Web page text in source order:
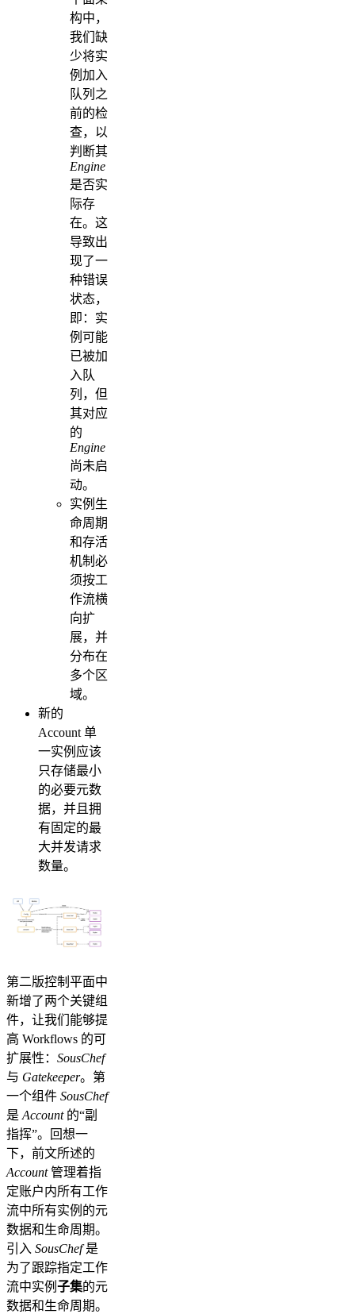
构中，
我们缺
少将实
例加入
队列之
前的检
查，以
判断其
Engine
是否实
际存
在。这
导致出
现了一
种错误
状态，
即：实
例可能
已被加
入队
列，但
其对应
的
Engine
尚未启
动。
实例生
命周期
和存活
机制必
须按工
作流横
向扩
展，并
分布在
多个区
域。
新的
Account 单
一实例应该
只存储最小
的必要元数
据，并且拥
有固定的最
大并发请求
数量。
第二版控制平面中
新增了两个关键组
件，让我们能够提
高 Workflows 的可
扩展性： SousChef
与 Gatekeeper。第
一个组件 SousChef
是Account的“副
指挥”。回想一
下，前文所述的
Account管理着指
定账户内所有工作
流中所有实例的元
数据和生命周期。
引入 SousChef是
为了跟踪指定工作
流中实例 子集的元
数据和生命周期。